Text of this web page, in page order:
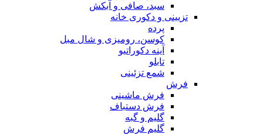
سبد، صافی و آبکش
تزیینی و دکوری خانه
پرده
کوسن، رومیزی و شال مبل
آینه دکوراتیو
تابلو
شمع تزئینی
فرش
فرش ماشینی
فرش دستباف
گلیم و گبه
گلیم فرش